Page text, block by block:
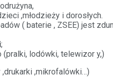
,młodzieży i dorosłych.
( baterie , ZSEE) jest
;
lodówki, telewizor y,)
,mikrofalówki…)